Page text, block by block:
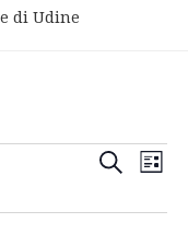
di Udine
Cerca
Lista